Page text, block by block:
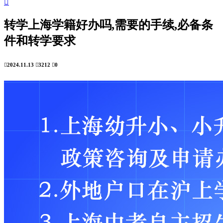
转学上海学籍好办吗,需要的手续,必备条
件和转学要求
2024.11.13 3212 0